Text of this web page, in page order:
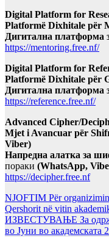
Digital Platform for
Platformë Dixhitale për
Дигитална платформа
https://mentoring.free.nf/
Digital Platform for
Platformë Dixhitale për
Дигитална платформа
https://reference.free.nf/
Advanced Cipher/
Mjet i Avancuar për
Viber)
Напредна алатка за
пораки (WhatsApp,
https://decipher.free.nf
NJOFTIM Për
Qershorit në vitin
ИЗВЕСТУВАЊЕ За
во Јуни во академската